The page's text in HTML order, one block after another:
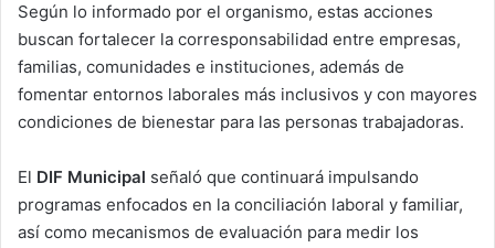
Según lo informado por el organismo, estas acciones
buscan fortalecer la corresponsabilidad entre empresas,
familias, comunidades e instituciones, además de
fomentar entornos laborales más inclusivos y con mayores
condiciones de bienestar para las personas trabajadoras.
El DIF Municipal señaló que continuará impulsando
programas enfocados en la conciliación laboral y familiar,
así como mecanismos de evaluación para medir los